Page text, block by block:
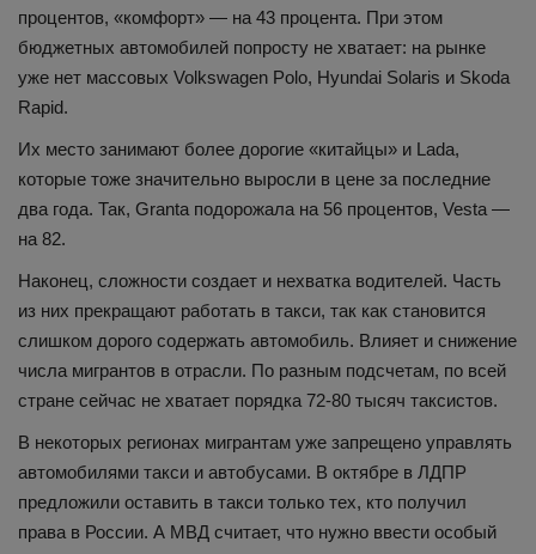
процентов, «комфорт» — на 43 процента. При этом
бюджетных автомобилей попросту не хватает: на рынке
уже нет массовых Volkswagen Polo, Hyundai Solaris и Skoda
Rapid.
Их место занимают более дорогие «китайцы» и Lada,
которые тоже значительно выросли в цене за последние
два года. Так, Granta подорожала на 56 процентов, Vesta —
на 82.
Наконец, сложности создает и нехватка водителей. Часть
из них прекращают работать в такси, так как становится
слишком дорого содержать автомобиль. Влияет и снижение
числа мигрантов в отрасли. По разным подсчетам, по всей
стране сейчас не хватает порядка 72-80 тысяч таксистов.
В некоторых регионах мигрантам уже запрещено управлять
автомобилями такси и автобусами. В октябре в ЛДПР
предложили оставить в такси только тех, кто получил
права в России. А МВД считает, что нужно ввести особый